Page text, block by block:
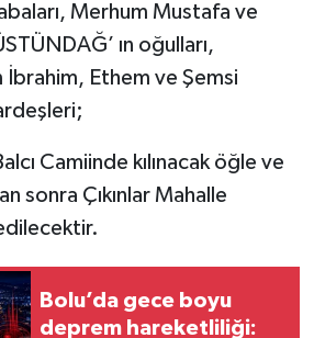
Merhum Mustafa ve
ın oğulları,
Ethem ve Şemsi
Camiinde kılınacak öğle ve
sonra Çıkınlar Mahalle
Bolu’da gece boyu
deprem hareketliliği: